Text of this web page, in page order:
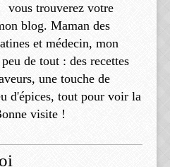
vous trouverez votre
blog. Maman des
et médecin, mon
de tout : des recettes
une touche de
d'épices, tout pour voir la
visite !